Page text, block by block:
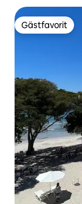
Gästfavorit
Gästfavorit